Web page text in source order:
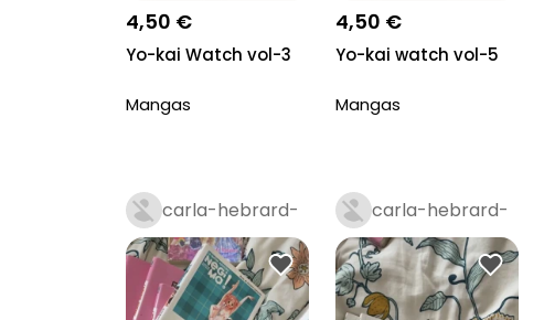
4,50 €
Yo-kai Watch vol-3
Mangas
4,50 €
Yo-kai watch vol-5
Mangas
carla-hebrard-
royer
carla-hebrard-
royer